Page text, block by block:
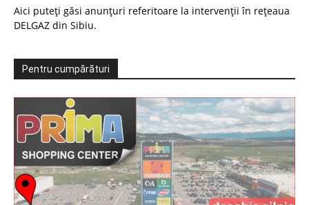
Aici puteți găsi anunțuri referitoare la intervenții în rețeaua
DELGAZ din Sibiu.
Pentru cumpărături